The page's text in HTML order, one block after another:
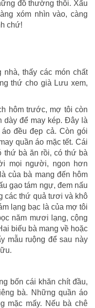
đồ thường thôi. Xấu
xóm nhìn vào, càng
chứ!
thấy các món chất
thứ cho già Lưu xem,
hôm trước, mợ tôi còn
dày để may kép. Đây là
đều đẹp cả. Còn gói
quần áo mặc tết. Cái
thứ bà ăn rồi, có thứ bà
mọi người, ngon hơn
của bà mang đến hôm
gạo tám ngự, đem nấu
các thứ quả tươi và khô
lạng bạc là của mợ tôi
năm mươi lạng, cộng
biếu bà mang về hoặc
mẫu ruộng để sau này
bốn cái khăn chít đầu,
bà. Những quần áo
mặc mấy. Nếu bà chê